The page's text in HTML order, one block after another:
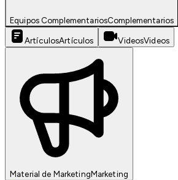
Equipos ComplementariosComplementarios
ArtículosArtículos VideosVideos
Material de MarketingMarketing